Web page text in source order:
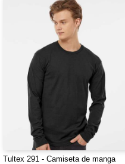
Tultex 291 - Camiseta de manga